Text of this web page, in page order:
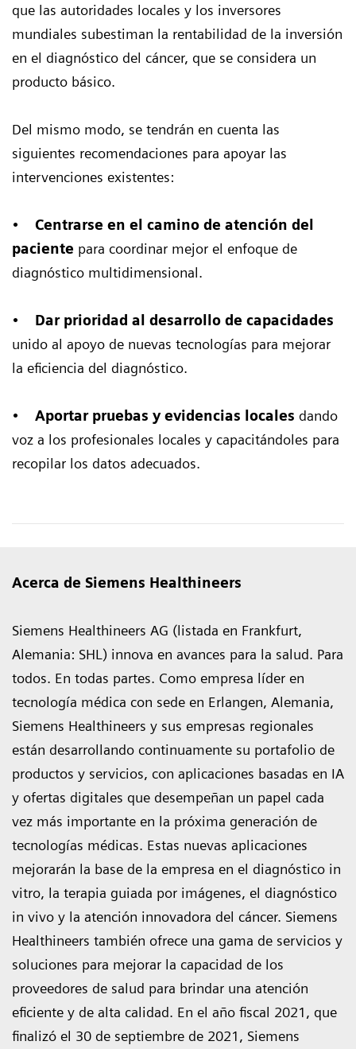
que las autoridades locales y los inversores
mundiales subestiman la rentabilidad de la inversión
en el diagnóstico del cáncer, que se considera un
producto básico.
Del mismo modo, se tendrán en cuenta las
siguientes recomendaciones para apoyar las
intervenciones existentes:
• Centrarse en el camino de atención del
paciente para coordinar mejor el enfoque de
diagnóstico multidimensional.
•
Dar prioridad al desarrollo de capacidades
unido al apoyo de nuevas tecnologías para mejorar
la eficiencia del diagnóstico.
• Aportar pruebas y evidencias locales dando
voz a los profesionales locales y capacitándoles para
recopilar los datos adecuados.
Acerca de Siemens Healthineers
Siemens Healthineers AG (listada en Frankfurt,
Alemania: SHL) innova en avances para la salud. Para
todos. En todas partes. Como empresa líder en
tecnología médica con sede en Erlangen, Alemania,
Siemens Healthineers y sus empresas regionales
están desarrollando continuamente su portafolio de
productos y servicios, con aplicaciones basadas en IA
y ofertas digitales que desempeñan un papel cada
vez más importante en la próxima generación de
tecnologías médicas. Estas nuevas aplicaciones
mejorarán la base de la empresa en el diagnóstico in
vitro, la terapia guiada por imágenes, el diagnóstico
in vivo y la atención innovadora del cáncer. Siemens
Healthineers también ofrece una gama de servicios y
soluciones para mejorar la capacidad de los
proveedores de salud para brindar una atención
eficiente y de alta calidad. En el año fiscal 2021, que
finalizó el 30 de septiembre de 2021, Siemens